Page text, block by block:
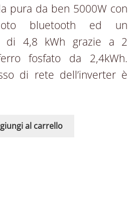
pura da ben 5000W con
bluetooth ed un
di 4,8 kWh grazie a 2
fosfato da 2,4kWh.
di rete dell’inverter è
al carrello